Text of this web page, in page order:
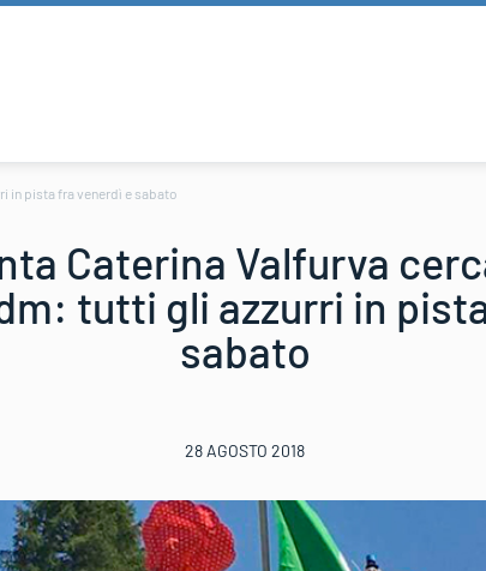
in pista fra venerdì e sabato
Caterina Valfurva
tutti gli azzurri in
sabato
28 AGOSTO 2018